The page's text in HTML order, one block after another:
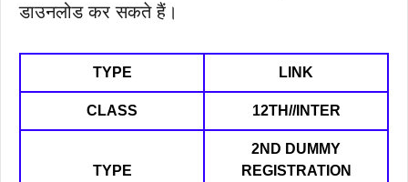
डाउनलोड कर सकते हैं।
TYPE LINK
CLASS 12TH//INTER
TYPE
2ND DUMMY
REGISTRATION